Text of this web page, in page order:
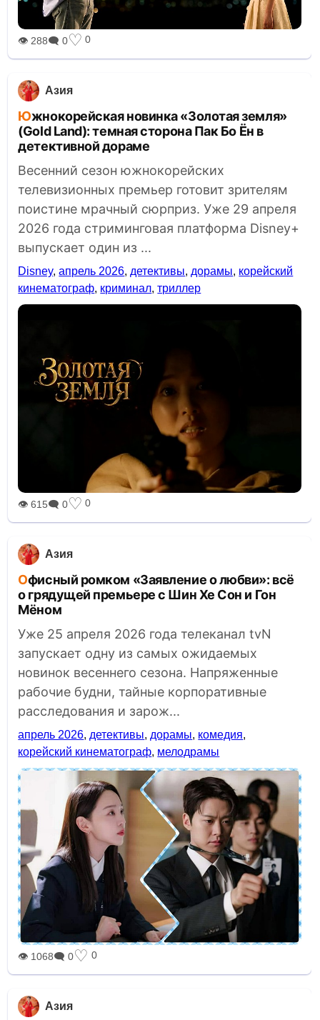
👁 288🗨 0♡ 0
Азия
Южнокорейская новинка «Золотая земля»
(Gold Land): темная сторона Пак Бо Ён в
детективной дораме
Весенний сезон южнокорейских
телевизионных премьер готовит зрителям
поистине мрачный сюрприз. Уже 29 апреля
2026 года стриминговая платформа Disney+
выпускает один из ...
Disney,апрель 2026, детективы, дорамы, корейский
кинематограф, криминал,триллер
👁 615🗨 0♡ 0
Азия
Офисный ромком «Заявление о любви»: всё
о грядущей премьере с Шин Хе Сон и Гон
Мёном
Уже 25 апреля 2026 года телеканал tvN
запускает одну из самых ожидаемых
новинок весеннего сезона. Напряженные
рабочие будни, тайные корпоративные
расследования и зарож...
апрель 2026, детективы, дорамы, комедия,
корейский кинематограф, мелодрамы
👁 1068🗨 0♡ 0
Азия